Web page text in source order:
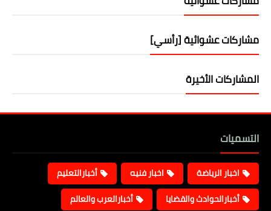
مشاركات عشوائية [رأسي]
المشاركات الأخيرة
التسميات
اخبار الرياضة اخبار فنيه
أخبارالتعليم
أخبارالحوادث والقضايا
أخبارالعرب والعالم